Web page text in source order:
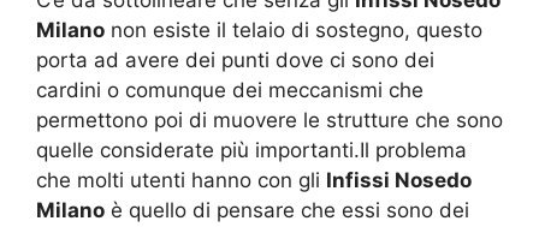
Milano non esiste il telaio di sostegno, questo
porta ad avere dei punti dove ci sono dei
cardini o comunque dei meccanismi che
permettono poi di muovere le strutture che sono
quelle considerate più importanti.Il problema
che molti utenti hanno con gli Infissi Nosedo
Milano è quello di pensare che essi sono dei